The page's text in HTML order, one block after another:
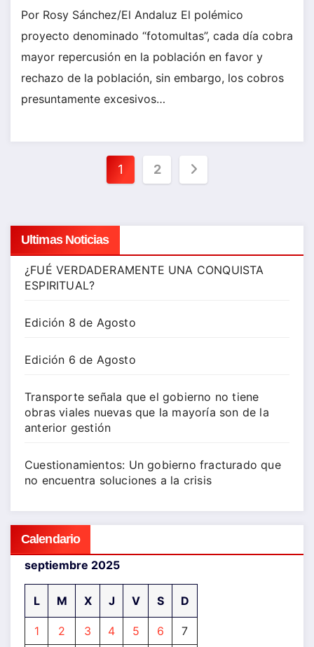
Por Rosy Sánchez/El Andaluz El polémico
proyecto denominado “fotomultas”, cada día cobra
mayor repercusión en la población en favor y
rechazo de la población, sin embargo, los cobros
presuntamente excesivos…
Paginación
entradas
1 2
Ultimas Noticias
¿FUÉ VERDADERAMENTE UNA CONQUISTA
ESPIRITUAL?
Edición 8 de Agosto
Edición 6 de Agosto
Transporte señala que el gobierno no tiene
obras viales nuevas que la mayoría son de la
anterior gestión
Cuestionamientos: Un gobierno fracturado que
no encuentra soluciones a la crisis
Calendario
septiembre 2025
L M X J V S D
1 2 3 4 5 6
7